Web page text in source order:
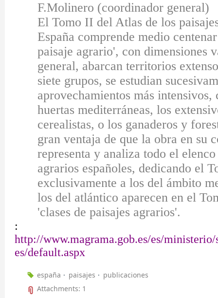
F.Molinero (coordinador general)
El Tomo II del Atlas de los
España comprende medio
paisaje agrario', con dimensiones
general, abarcan territorios
siete grupos, se estudian
aprovechamientos más intensivos,
huertas mediterráneas, los
cerealistas, o los ganaderos y
gran ventaja de que la obra en su
representa y analiza todo el
agrarios españoles, dedicando el
exclusivamente a los del ámbito
los del atlántico aparecen en el
'clases de paisajes agrarios'.
:
http://www.magrama.gob.es/es/
es/default.aspx
españa paisajes
publicaciones
Attachments: 1